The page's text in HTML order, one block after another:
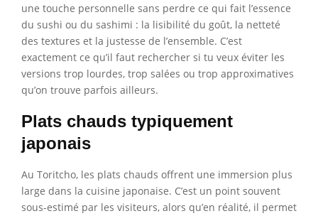
une touche personnelle sans perdre ce qui fait l’essence
du sushi ou du sashimi : la lisibilité du goût, la netteté
des textures et la justesse de l’ensemble. C’est
exactement ce qu’il faut rechercher si tu veux éviter les
versions trop lourdes, trop salées ou trop approximatives
qu’on trouve parfois ailleurs.
Plats chauds typiquement
japonais
Au Toritcho, les plats chauds offrent une immersion plus
large dans la cuisine japonaise. C’est un point souvent
sous-estimé par les visiteurs, alors qu’en réalité, il permet